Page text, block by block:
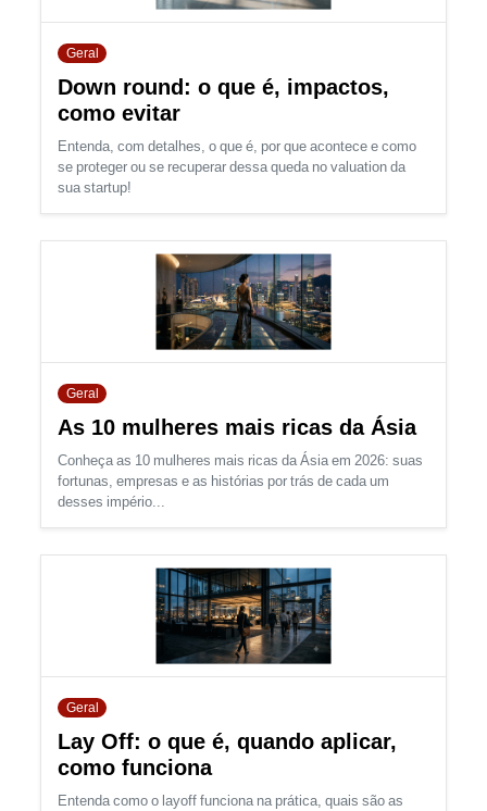
Geral
Down round: o que é, impactos,
como evitar
Entenda, com detalhes, o que é, por que acontece e como
se proteger ou se recuperar dessa queda no valuation da
sua startup!
Geral
As 10 mulheres mais ricas da Ásia
Conheça as 10 mulheres mais ricas da Ásia em 2026: suas
fortunas, empresas e as histórias por trás de cada um
desses império...
Geral
Lay Off: o que é, quando aplicar,
como funciona
Entenda como o layoff funciona na prática, quais são as